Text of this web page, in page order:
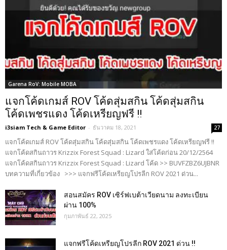
Garena RoV: Mobile MOBA
แจกโค้ดเกมส์ ROV โค้ดสุ่มสกิน โค้ดสุ่มสกิน
โค้ดเพชรแดง โค้ดเหรียญฟรี !!
i3siam Tech & Game Editor - ธันวาคม 18, 2021 27
แจกโค้ดเกมส์ ROV โค้ดสุ่มสกิน โค้ดสุ่มสกิน โค้ดเพชรแดง โค้ดเหรียญฟรี !!
แจกโค้ดสกินถาวร Krizzix Forest Squad : Lizard ใส่โค้ดก่อน 20/12/2564
แจกโค้ดสกินถาวร Krizzix Forest Squad : Lizard โค้ด >> BUVFZBZ6UJBNR
บทความที่เกี่ยวข้อง >>> แจกฟรีโค้ดเหรียญโปรลีก ROV 2021 ด่วน...
สอนสมัคร ROV เซิร์ฟเบต้าเวียดนาม ลงทะเบียน
ผ่าน 100%
กุมภาพันธ์ 22, 2025
แจกฟรีโค้ดเหรียญโปรลีก ROV 2021 ด่วน !!